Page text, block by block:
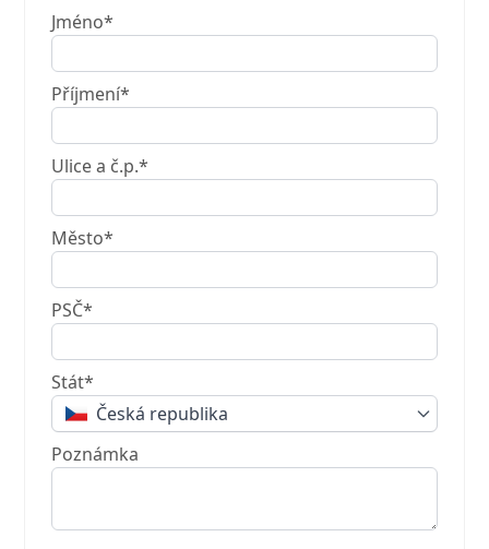
Jméno*
Příjmení*
Ulice a č.p.*
Město*
PSČ*
Stát*
Česká republika
Poznámka